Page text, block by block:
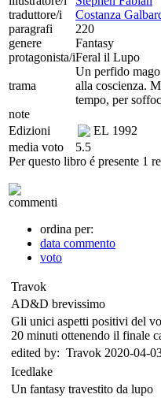
traduttore/i
Costanza
paragrafi
220
genere
Fantasy
protagonista/iFeral il Lupo
trama
Un perfido mago
alla coscienza.
tempo, per
note
Edizioni
EL 1992
media voto
5.5
Per questo libro é presente 1
commenti
ordina per:
data commento
voto
Travok
AD&D brevissimo
Gli unici aspetti positivi del
20 minuti ottenendo il finale
edited by: Travok 2020-04-
Icedlake
Un fantasy travestito da lupo